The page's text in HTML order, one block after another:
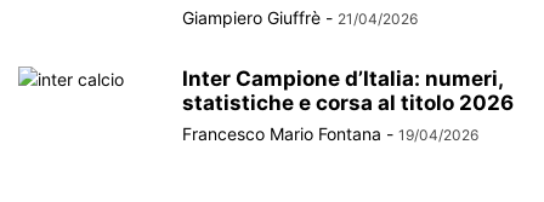
Giampiero Giuffrè - 21/04/2026
Inter Campione d’Italia: numeri,
statistiche e corsa al titolo 2026
Francesco Mario Fontana - 19/04/2026